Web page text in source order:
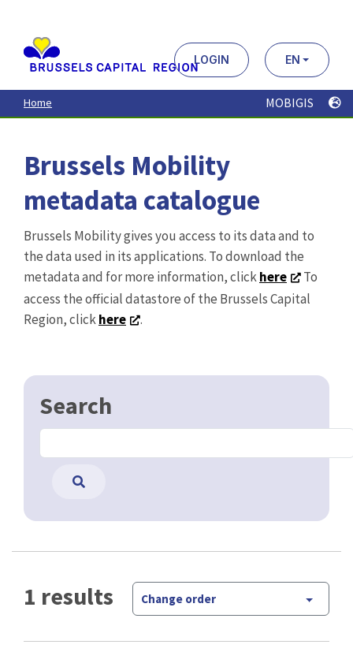
contenu
principal
LOGIN EN
Home MOBIGIS
Brussels Mobility
metadata catalogue
Brussels Mobility gives you access to its data and to
the data used in its applications. To download the
metadata and for more information, clickhere
To
access the official datastore of the Brussels Capital
Region, clickhere .
Search
1 results Change order